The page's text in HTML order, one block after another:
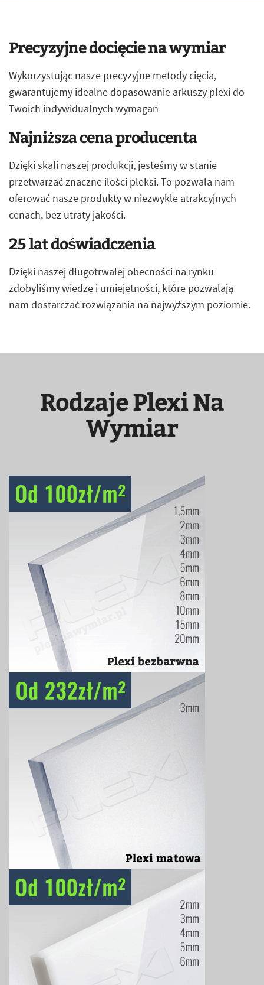
Precyzyjne docięcie na wymiar
Wykorzystując nasze precyzyjne metody cięcia,
gwarantujemy idealne dopasowanie arkuszy plexi do
Twoich indywidualnych wymagań
Najniższa cena producenta
Dzięki skali naszej produkcji, jesteśmy w stanie
przetwarzać znaczne ilości pleksi. To pozwala nam
oferować nasze produkty w niezwykle atrakcyjnych
cenach, bez utraty jakości.
25 lat doświadczenia
Dzięki naszej długotrwałej obecności na rynku
zdobyliśmy wiedzę i umiejętności, które pozwalają
nam dostarczać rozwiązania na najwyższym poziomie.
Rodzaje Plexi Na
Wymiar